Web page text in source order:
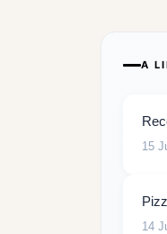
A
15
14